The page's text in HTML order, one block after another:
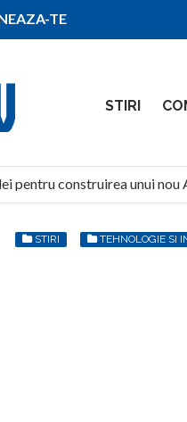
TE
STIRI
construirea unui nou
STIRI TEHNOLOGIE SI